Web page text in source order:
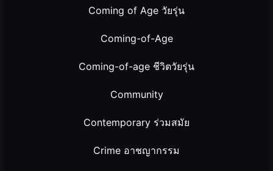
Coming of Age วัยรุ่น
Coming-of-Age
Coming-of-age ชีวิตวัยรุ่น
Community
Contemporary ร่วมสมัย
Crime อาชญากรรม